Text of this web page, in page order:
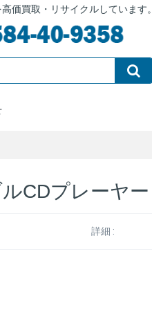
価買取・リサイクルしています。
CDプレーヤー
詳細 :